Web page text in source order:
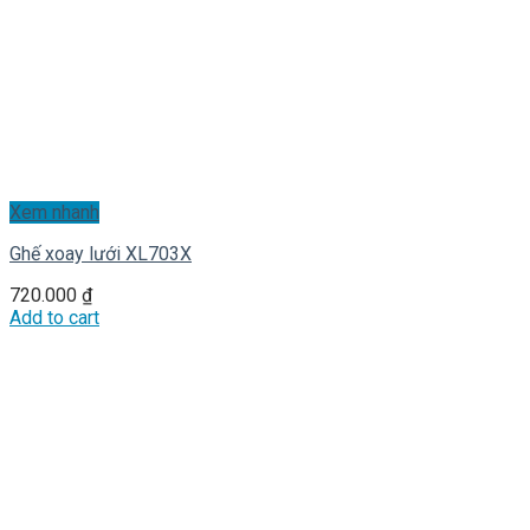
Xem nhanh
Ghế xoay lưới XL703X
720.000 ₫
Add to cart